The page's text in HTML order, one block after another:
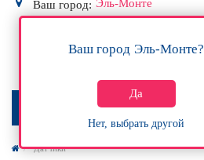
Ваш город: Эль-Монте
Ваш город Эль-Монте?
Да
Нет, выбрать другой
0Р
МЕНЮ
Датчики